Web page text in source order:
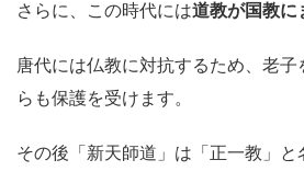
さらに、この時代には道教が国教に
唐代には仏教に対抗するため、老
らも保護を受けます。
その後「新天師道」は「正一教」と